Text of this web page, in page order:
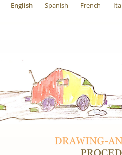
English Spanish French